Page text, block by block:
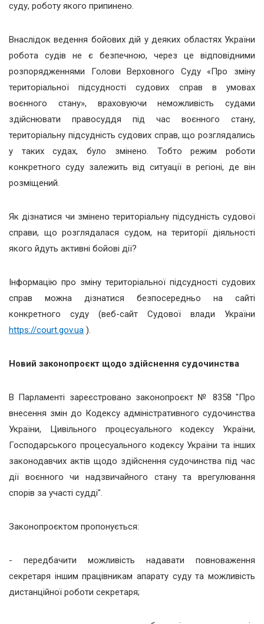
суду, роботу якого припинено.
Внаслідок ведення бойових дій у деяких областях України
робота судів не є безпечною, через це відповідними
розпорядженнями Голови Верховного Суду «Про зміну
територіальної підсудності судових справ в умовах
воєнного стану», враховуючи неможливість судами
здійснювати правосуддя під час воєнного стану,
територіальну підсудність судових справ, що розглядались
у таких судах, було змінено. Тобто режим роботи
конкретного суду залежить від ситуації в регіоні, де він
розміщений.
Як дізнатися чи змінено територіальну підсудність судової
справи, що розглядалася судом, на території діяльності
якого йдуть активні бойові дії?
Інформацію про зміну територіальної підсудності судових
справ можна дізнатися безпосередньо на сайті
конкретного суду (веб-сайт Судової влади України
https://court.gov.ua ).
Новий законопроєкт щодо здійснення судочинства
В Парламенті зареєстровано законопроєкт № 8358 "Про
внесення змін до Кодексу адміністративного судочинства
України, Цивільного процесуального кодексу України,
Господарського процесуального кодексу України та інших
законодавчих актів щодо здійснення судочинства під час
дії воєнного чи надзвичайного стану та врегулювання
спорів за участі судді".
Законопроєктом пропонується:
- передбачити можливість надавати повноваження
секретаря іншим працівникам апарату суду та можливість
дистанційної роботи секретаря;